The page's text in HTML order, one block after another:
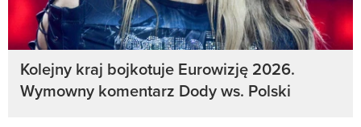
Kolejny kraj bojkotuje Eurowizję 2026.
Wymowny komentarz Dody ws. Polski